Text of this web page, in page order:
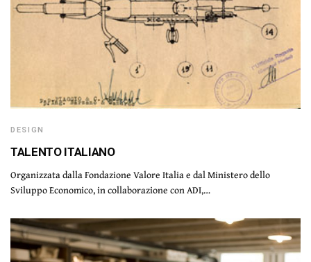
DESIGN
TALENTO ITALIANO
Organizzata dalla Fondazione Valore Italia e dal Ministero dello
Sviluppo Economico, in collaborazione con ADI,…